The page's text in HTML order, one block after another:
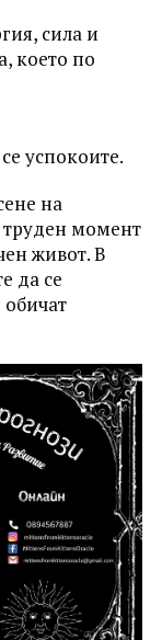
сила и
което по
успокоите.
на
труден момент
живот. В
да се